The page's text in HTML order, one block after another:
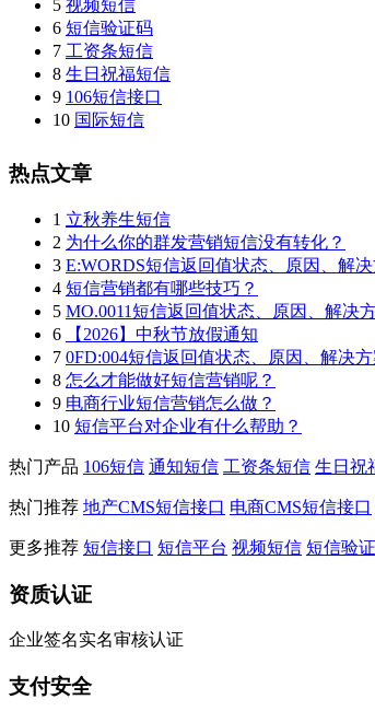
5 视频短信
6 短信验证码
7 工资条短信
8 生日祝福短信
9 106短信接口
10 国际短信
热点文章
1 立秋养生短信
2 为什么你的群发营销短信没有转化？
3 E:WORDS短信返回值状态、原因、解
4 短信营销都有哪些技巧？
5 MO.0011短信返回值状态、原因、解决
6
【2026】中秋节放假通知
7 0FD:004短信返回值状态、原因、解决
8 怎么才能做好短信营销呢？
9 电商行业短信营销怎么做？
10 短信平台对企业有什么帮助？
热门产品 106短信 通知短信 工资条短信 生日祝
热门推荐 地产CMS短信接口 电商CMS短信接口
更多推荐 短信接口 短信平台 视频短信 短信验
资质认证
企业签名实名审核认证
支付安全